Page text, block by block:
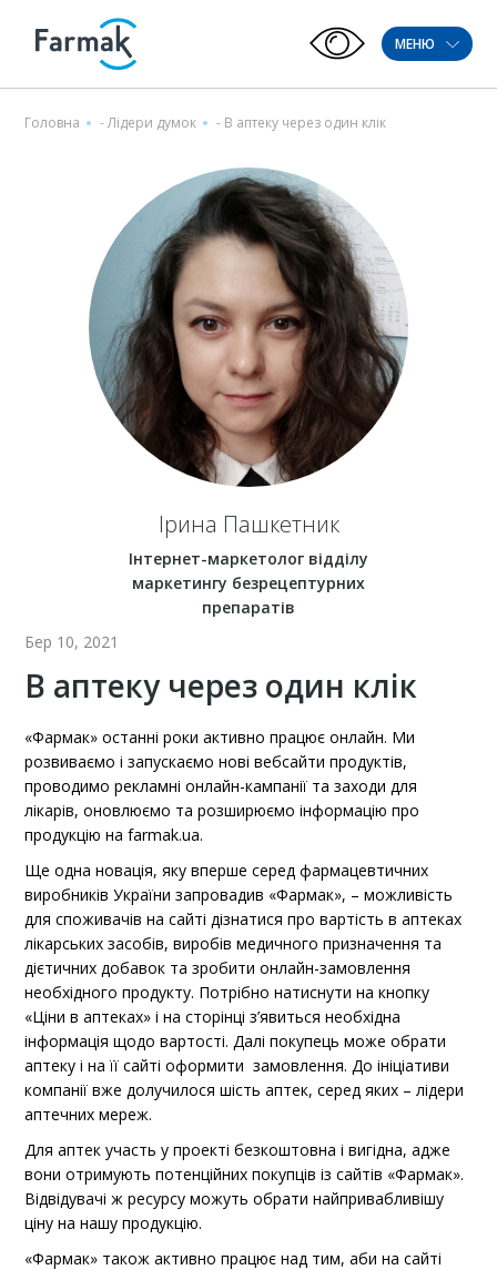
МЕНЮ
Головна -Лідeри думок - В аптеку через один клік
Ірина Пашкетник
Інтернет-маркетолог відділу
маркетингу безрецептурних
препаратів
Бер 10, 2021
В аптеку через один клік
«Фармак» останні роки активно працює онлайн. Ми
розвиваємо і запускаємо нові вебсайти продуктів,
проводимо рекламні онлайн-кампанії та заходи для
лікарів, оновлюємо та розширюємо інформацію про
продукцію на farmak.ua.
Ще одна новація, яку вперше серед фармацевтичних
виробників України запровадив «Фармак», – можливість
для споживачів на сайті дізнатися про вартість в аптеках
лікарських засобів, виробів медичного призначення та
дієтичних добавок та зробити онлайн-замовлення
необхідного продукту. Потрібно натиснути на кнопку
«Ціни в аптеках» і на сторінці з’явиться необхідна
інформація щодо вартості. Далі покупець може обрати
аптеку і на її сайті оформити замовлення. До ініціативи
компанії вже долучилося шість аптек, серед яких – лідери
аптечних мереж.
Для аптек участь у проекті безкоштовна і вигідна, адже
вони отримують потенційних покупців із сайтів «Фармак».
Відвідувачі ж ресурсу можуть обрати найпривабливішу
ціну на нашу продукцію.
«Фармак» також активно працює над тим, аби на сайті